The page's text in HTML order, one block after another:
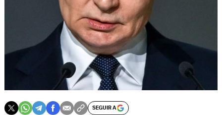
SEGUIR A